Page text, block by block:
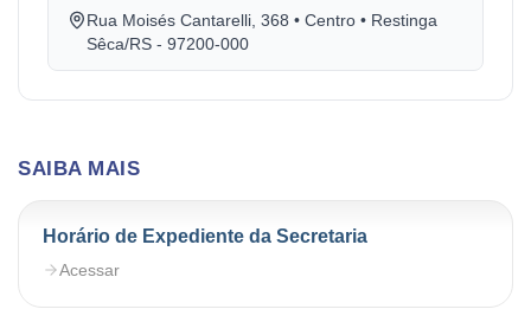
Rua Moisés Cantarelli, 368 • Centro • Restinga
Sêca/RS - 97200-000
SAIBA MAIS
Horário de Expediente da Secretaria
Acessar